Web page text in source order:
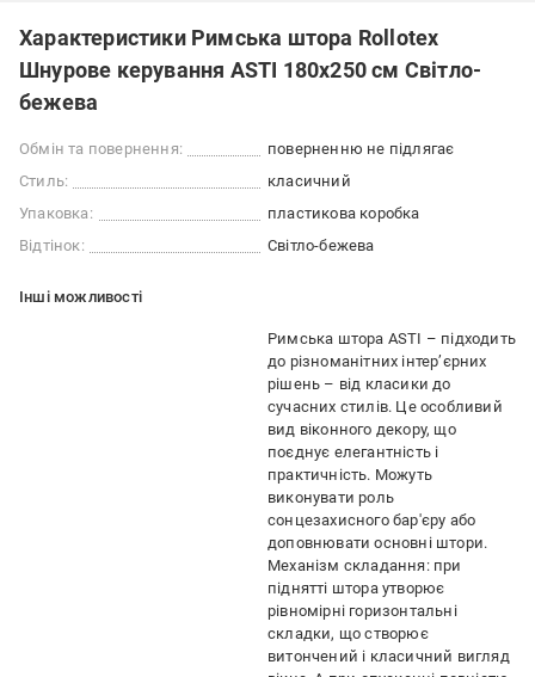
Характеристики Римська штора Rollotex
Шнурове керування ASTI 180x250 см Світло-
бежева
Обмін та повернення:
поверненню не підлягає
Стиль:
класичний
Упаковка:
пластикова коробка
Відтінок:
Світло-бежева
Iншi можливостi
Римська штора ASTI – підходить
до різноманітних інтер’єрних
рішень – від класики до
сучасних стилів. Це особливий
вид віконного декору, що
поєднує елегантність і
практичність. Можуть
виконувати роль
сонцезахисного бар'єру або
доповнювати основні штори.
Механізм складання: при
піднятті штора утворює
рівномірні горизонтальні
складки, що створює
витончений і класичний вигляд